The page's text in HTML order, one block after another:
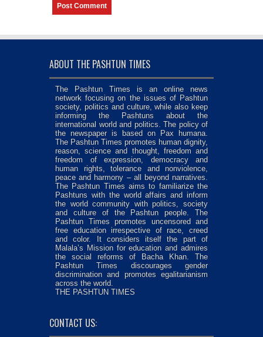
ABOUT THE PASHTUN TIMES
The Pashtun Times is an online news
network focusing on the issues of Pashtun
society, politics and culture, while also keep
informing the Pashtuns about the
international world and politics. The policy of
the newspaper is based on Pax humana.
The Pashtun Times promotes human dignity,
reason, science and thought, freedom and
freedom of expression, democracy and
human rights, tolerance and nonviolence,
peace and harmony – all beyond narratives.
The Pashtun Times aims to familiarize the
Pashtuns with the world affairs and inform
the world community with politics, society
and culture of the Pashtun people. The
Pashtun Times promotes uncensored and
free education irrespective of race, creed
and color. It considers itself the part of
Malala’s Mission for education and admires
the social reforms of Bacha Khan. The
Pashtun Times discourages gender
discrimination and promotes egalitarianism
across the world.
THE PASHTUN TIMES
CONTACT US: